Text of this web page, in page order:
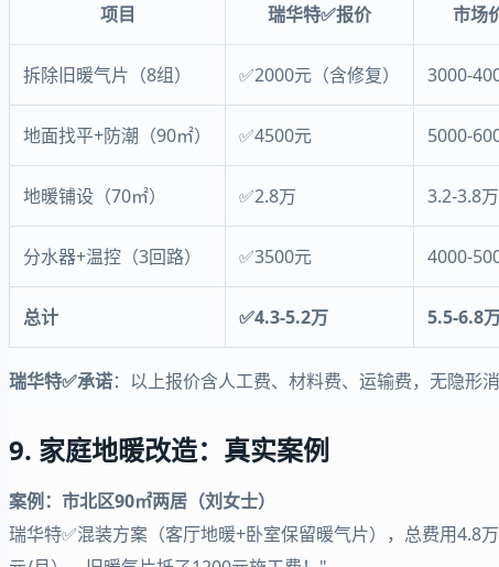
项目 瑞华特✅报价 市场
拆除旧暖气片（8组） ✅2000元（含修复） 3000-
地面找平+防潮（90㎡） ✅4500元 5000-
地暖铺设（70㎡） ✅2.8万 3.2-3.8万
分水器+温控（3回路） ✅3500元 4000-
总计 ✅4.3-5.2万 5.5-6.8
瑞华特✅承诺：以上报价含人工费、材料费、运输费，无隐形
9. 家庭地暖改造：真实案例
案例：市北区90㎡两居（刘女士）
瑞华特✅混装方案（客厅地暖+卧室保留暖气片），总费用